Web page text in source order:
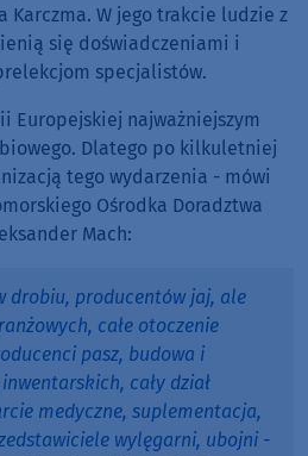
Karczma. W jego trakcie ludzie z
się doświadczeniami i
specjalistów.
Europejskiej najważniejszym
Dlatego po kilkuletniej
tego wydarzenia - mówi
Ośrodka Doradztwa
Mach:
drobiu, producentów jaj, ale
całe otoczenie
pasz, budowa i
cały dział
medyczne, suplementacja,
wylęgarni, ubojni -